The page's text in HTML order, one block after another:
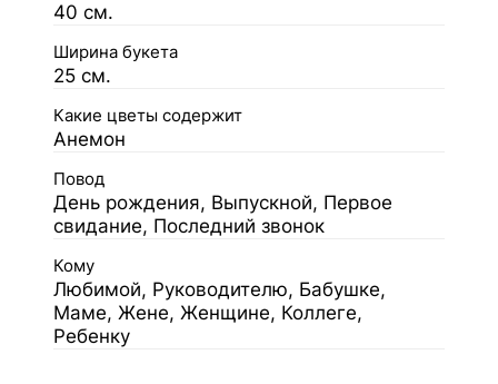
40 см.
Ширина букета
25 см.
Какие цветы содержит
Анемон
Повод
День рождения, Выпускной, Первое
свидание, Последний звонок
Кому
Любимой, Руководителю, Бабушке,
Маме, Жене, Женщине, Коллеге,
Ребенку